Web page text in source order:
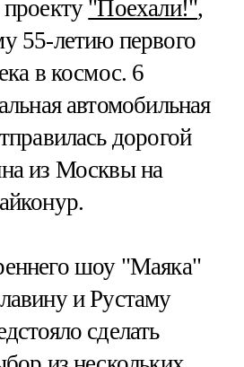
"Поехали!",
55-летию первого
в космос. 6
автомобильная
дорогой
из Москвы на
шоу "Маяка"
и Рустаму
сделать